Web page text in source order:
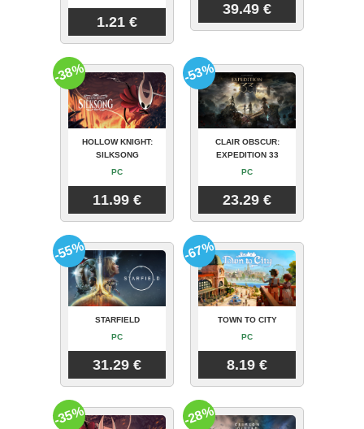
1.21 €
39.49 €
HOLLOW KNIGHT:
SILKSONG
PC
11.99 €
-38%
CLAIR OBSCUR:
EXPEDITION 33
PC
23.29 €
-53%
STARFIELD
PC
31.29 €
-55%
TOWN TO CITY
PC
8.19 €
-67%
-35% -28%